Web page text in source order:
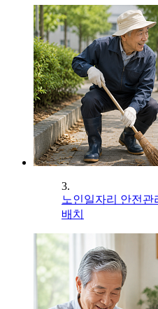
3.
노인일자리 안전관
배치